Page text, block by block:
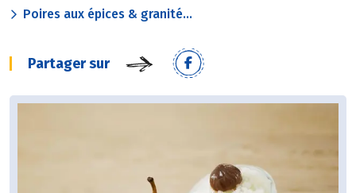
Poires aux épices & granité...
Partager sur